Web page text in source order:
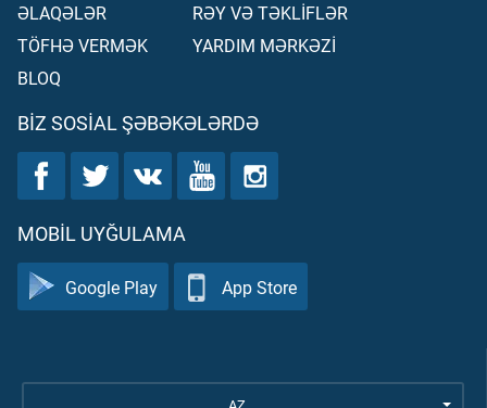
ƏLAQƏLƏR
TÖFHƏ VERMƏK
BLOQ
RƏY VƏ TƏKLİFLƏR
YARDIM MƏRKƏZİ
BIZ SOSIAL ŞƏBƏKƏLƏRDƏ
MOBIL UYĞULAMA
Google Play App Store